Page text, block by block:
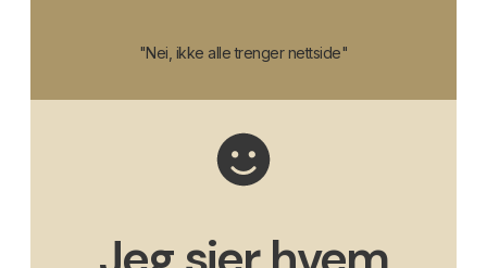
"Nei, ikke alle trenger nettside"